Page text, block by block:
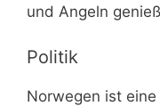
und Angeln
Politik
Norwegen ist